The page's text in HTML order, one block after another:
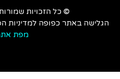
© כל הזכויות שמורות שנת
הגלישה באתר כפופה למדיניות
מפת אתר